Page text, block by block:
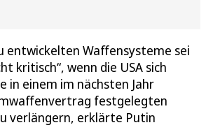
entwickelten Waffensysteme sei
kritisch“, wenn die USA sich
in einem im nächsten Jahr
festgelegten
verlängern, erklärte Putin